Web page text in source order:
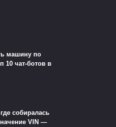
машину по
10 чат-ботов в
собиралась
VIN —